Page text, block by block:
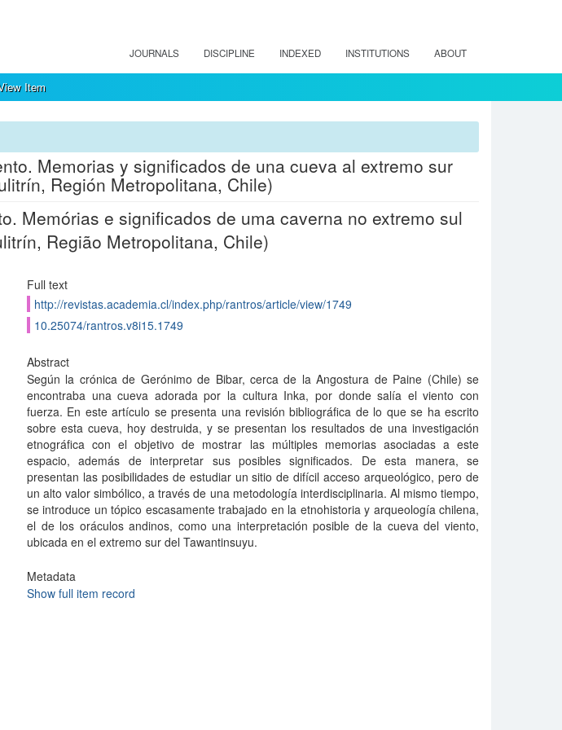
JOURNALS DISCIPLINE INDEXED INSTITUTIONS ABOUT
Item
Memorias y significados de una cueva al extremo sur
Región Metropolitana, Chile)
Memórias e significados de uma caverna no extremo sul
Região Metropolitana, Chile)
Full text
http://revistas.academia.cl/index.php/rantros/article/view/1749
10.25074/rantros.v8i15.1749
Abstract
Según la crónica de Gerónimo de Bibar, cerca de la Angostura de Paine (Chile) se
encontraba una cueva adorada por la cultura Inka, por donde salía el viento con
fuerza. En este artículo se presenta una revisión bibliográfica de lo que se ha escrito
sobre esta cueva, hoy destruida, y se presentan los resultados de una investigación
etnográfica con el objetivo de mostrar las múltiples memorias asociadas a este
espacio, además de interpretar sus posibles significados. De esta manera, se
presentan las posibilidades de estudiar un sitio de difícil acceso arqueológico, pero de
un alto valor simbólico, a través de una metodología interdisciplinaria. Al mismo tiempo,
se introduce un tópico escasamente trabajado en la etnohistoria y arqueología chilena,
el de los oráculos andinos, como una interpretación posible de la cueva del viento,
ubicada en el extremo sur del Tawantinsuyu.
Metadata
Show full item record